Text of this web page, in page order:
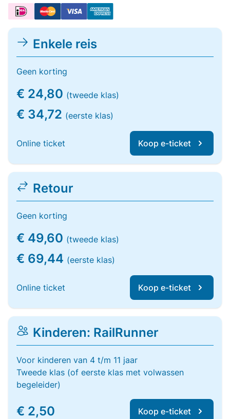
Enkele reis
Geen korting
€ 24,80 (tweede klas)
€ 34,72 (eerste klas)
Online ticket Koop e-ticket
Retour
Geen korting
€ 49,60 (tweede klas)
€ 69,44 (eerste klas)
Online ticket Koop e-ticket
Kinderen: RailRunner
Voor kinderen van 4 t/m 11 jaar
Tweede klas (of eerste klas met volwassen
begeleider)
€ 2,50 Koop e-ticket